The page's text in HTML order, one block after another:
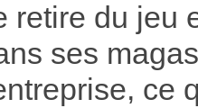
retire du jeu
ses
ce